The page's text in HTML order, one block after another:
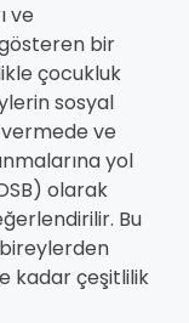
ve
bir
çocukluk
sosyal
ve
yol
olarak
Bu
kadar çeşitlilik